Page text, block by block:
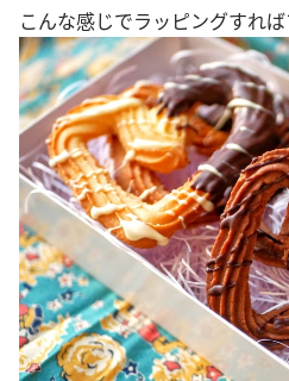
こんな感じでラッピングすれ